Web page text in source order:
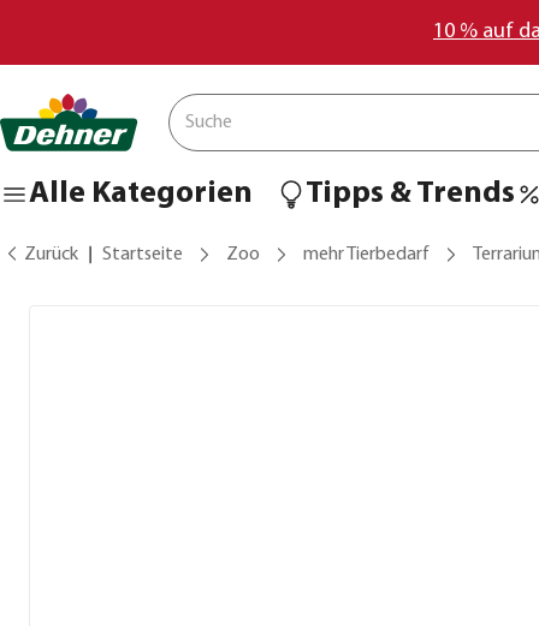
10 % auf
Alle Kategorien Tipps & Trends
Zurück Startseite Zoo mehr Tierbedarf